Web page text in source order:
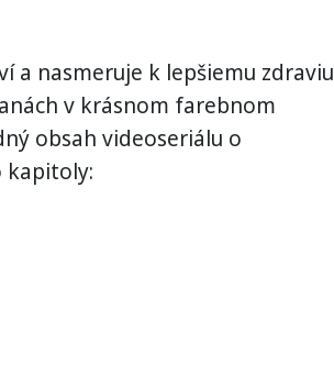
a nasmeruje k lepšiemu zdraviu
v krásnom farebnom
obsah videoseriálu o
kapitoly: